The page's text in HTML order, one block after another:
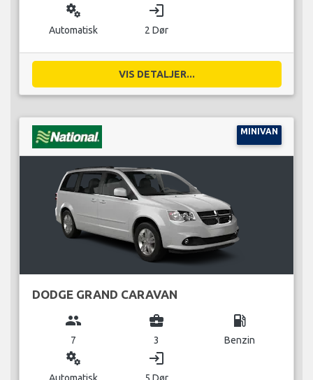
miscellaneous_services
Automatisk
login
2 Dør
VIS DETALJER...
MINIVAN
DODGE GRAND CARAVAN
group
7
business_center
3
local_gas_station
Benzin
miscellaneous_services login